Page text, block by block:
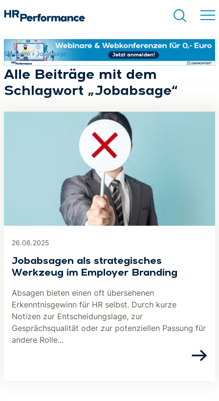
Suchen
Startseite» Jobabsage
Alle Beiträge mit dem
Schlagwort „Jobabsage“
26.06.2025
Jobabsagen als strategisches
Werkzeug im Employer Branding
Absagen bieten einen oft übersehenen
Erkenntnisgewinn für HR selbst. Durch kurze
Notizen zur Entscheidungslage, zur
Gesprächsqualität oder zur potenziellen Passung für
andere Rolle...